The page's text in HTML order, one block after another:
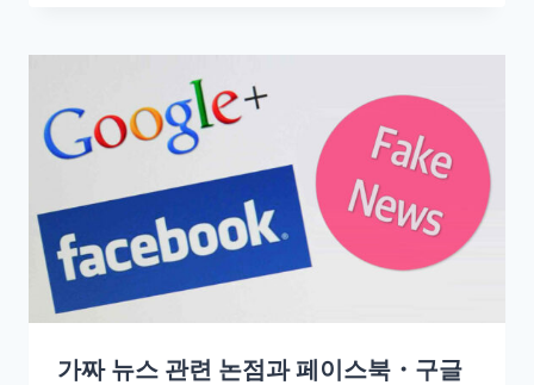
가짜 뉴스 관련 논점과 페이스북・구글